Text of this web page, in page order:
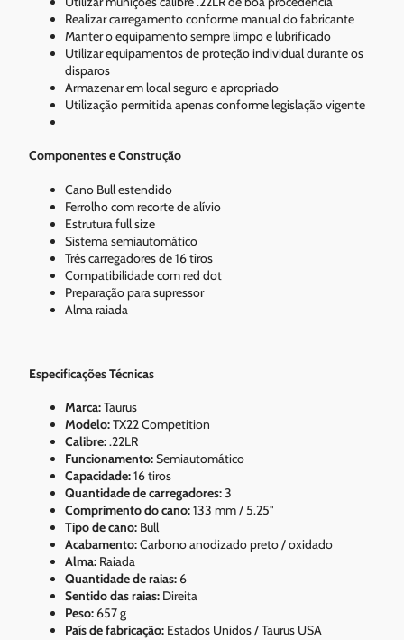
Realizar carregamento conforme manual do fabricante
Manter o equipamento sempre limpo e lubrificado
Utilizar equipamentos de proteção individual durante os
disparos
Armazenar em local seguro e apropriado
Utilização permitida apenas conforme legislação vigente
Componentes e Construção
Cano Bull estendido
Ferrolho com recorte de alívio
Estrutura full size
Sistema semiautomático
Três carregadores de 16 tiros
Compatibilidade com red dot
Preparação para supressor
Alma raiada
Especificações Técnicas
Marca:Taurus
Modelo:TX22 Competition
Calibre:.22LR
Funcionamento:Semiautomático
Capacidade:16 tiros
Quantidade de carregadores:3
Comprimento do cano:133 mm / 5.25"
Tipo de cano: Bull
Acabamento:Carbono anodizado preto / oxidado
Alma: Raiada
Quantidade de raias: 6
Sentido das raias: Direita
Peso: 657 g
País de fabricação: Estados Unidos / Taurus USA